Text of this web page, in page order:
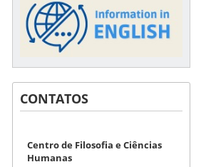
CONTATOS
Centro de Filosofia e Ciências
Humanas